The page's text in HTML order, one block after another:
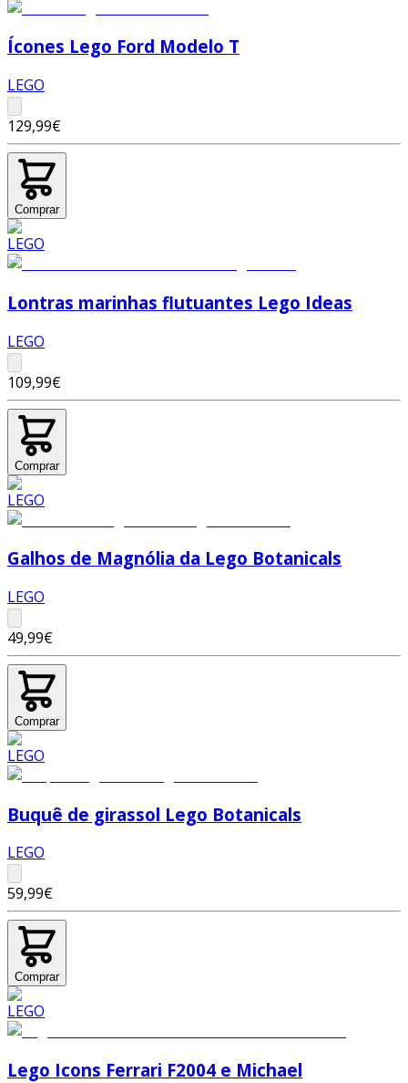
Ícones Lego Ford Modelo T
LEGO
129,99€
Comprar
Lontras marinhas flutuantes Lego Ideas
LEGO
109,99€
Comprar
Galhos de Magnólia da Lego Botanicals
LEGO
49,99€
Comprar
Buquê de girassol Lego Botanicals
LEGO
59,99€
Comprar
Lego Icons Ferrari F2004 e Michael